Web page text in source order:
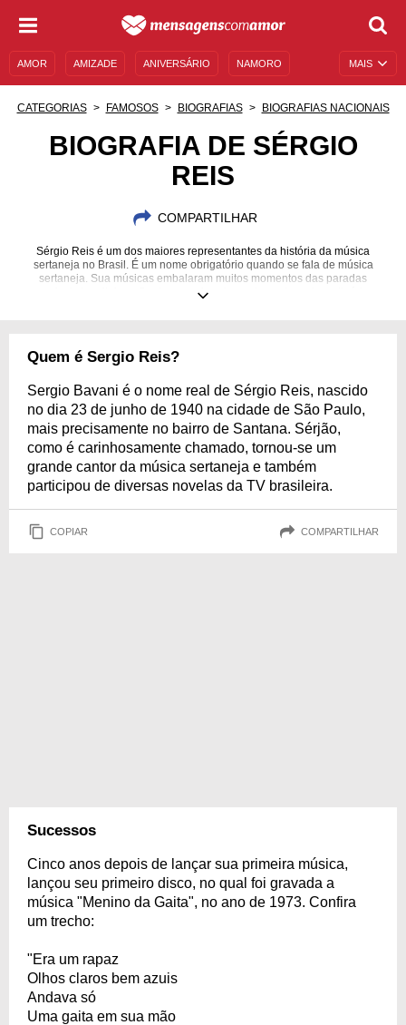
MAIS
AMOR AMIZADE ANIVERSÁRIO NAMORO
DESCULPAS
MENSAGENS DE ANIVERSÁRIO
CATEGORIAS FAMOSOS BIOGRAFIAS BIOGRAFIAS NACIONAIS
BIOGRAFIA DE SÉRGIO
REIS
COMPARTILHAR
Sérgio Reis é um dos maiores representantes da história da música
sertaneja no Brasil. É um nome obrigatório quando se fala de música
sertaneja. Sua músicas embalaram muitos momentos das paradas
musicais brasileiras. Conheça mais sobre este cantor extraordinário.
Quem é Sergio Reis?
Sergio Bavani é o nome real de Sérgio Reis, nascido
no dia 23 de junho de 1940 na cidade de São Paulo,
mais precisamente no bairro de Santana. Sérjão,
como é carinhosamente chamado, tornou-se um
grande cantor da música sertaneja e também
participou de diversas novelas da TV brasileira.
COPIAR COMPARTILHAR
Sucessos
Cinco anos depois de lançar sua primeira música,
lançou seu primeiro disco, no qual foi gravada a
música "Menino da Gaita", no ano de 1973. Confira
um trecho:
"Era um rapaz
Olhos claros bem azuis
Andava só
Uma gaita em sua mão